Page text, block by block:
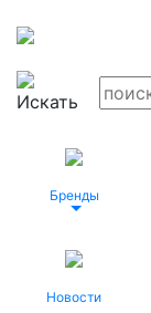
Бренды
Новости